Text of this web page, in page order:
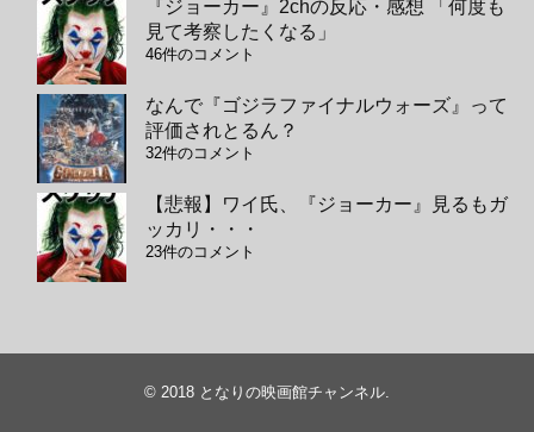
『ジョーカー』2chの反応・感想 「何度も
見て考察したくなる」
46件のコメント
なんで『ゴジラファイナルウォーズ』って
評価されとるん？
32件のコメント
【悲報】ワイ氏、『ジョーカー』見るもガ
ッカリ・・・
23件のコメント
© 2018 となりの映画館チャンネル.